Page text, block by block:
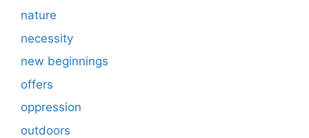
nature
necessity
new beginnings
offers
oppression
outdoors